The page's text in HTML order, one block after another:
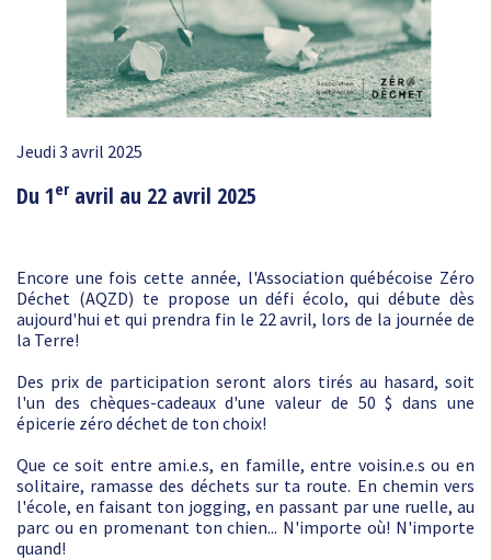
Jeudi 3 avril 2025
Du 1eravril au 22 avril 2025
Encore une fois cette année, l'Association québécoise Zéro
Déchet (AQZD) te propose un défi écolo, qui débute dès
aujourd'hui et qui prendra fin le 22 avril, lors de la journée de
la Terre!
Des prix de participation seront alors tirés au hasard, soit
l'un des chèques-cadeaux d'une valeur de 50 $ dans une
épicerie zéro déchet de ton choix!
Que ce soit entre ami.e.s, en famille, entre voisin.e.s ou en
solitaire, ramasse des déchets sur ta route. En chemin vers
l'école, en faisant ton jogging, en passant par une ruelle, au
parc ou en promenant ton chien... N'importe où! N'importe
quand!